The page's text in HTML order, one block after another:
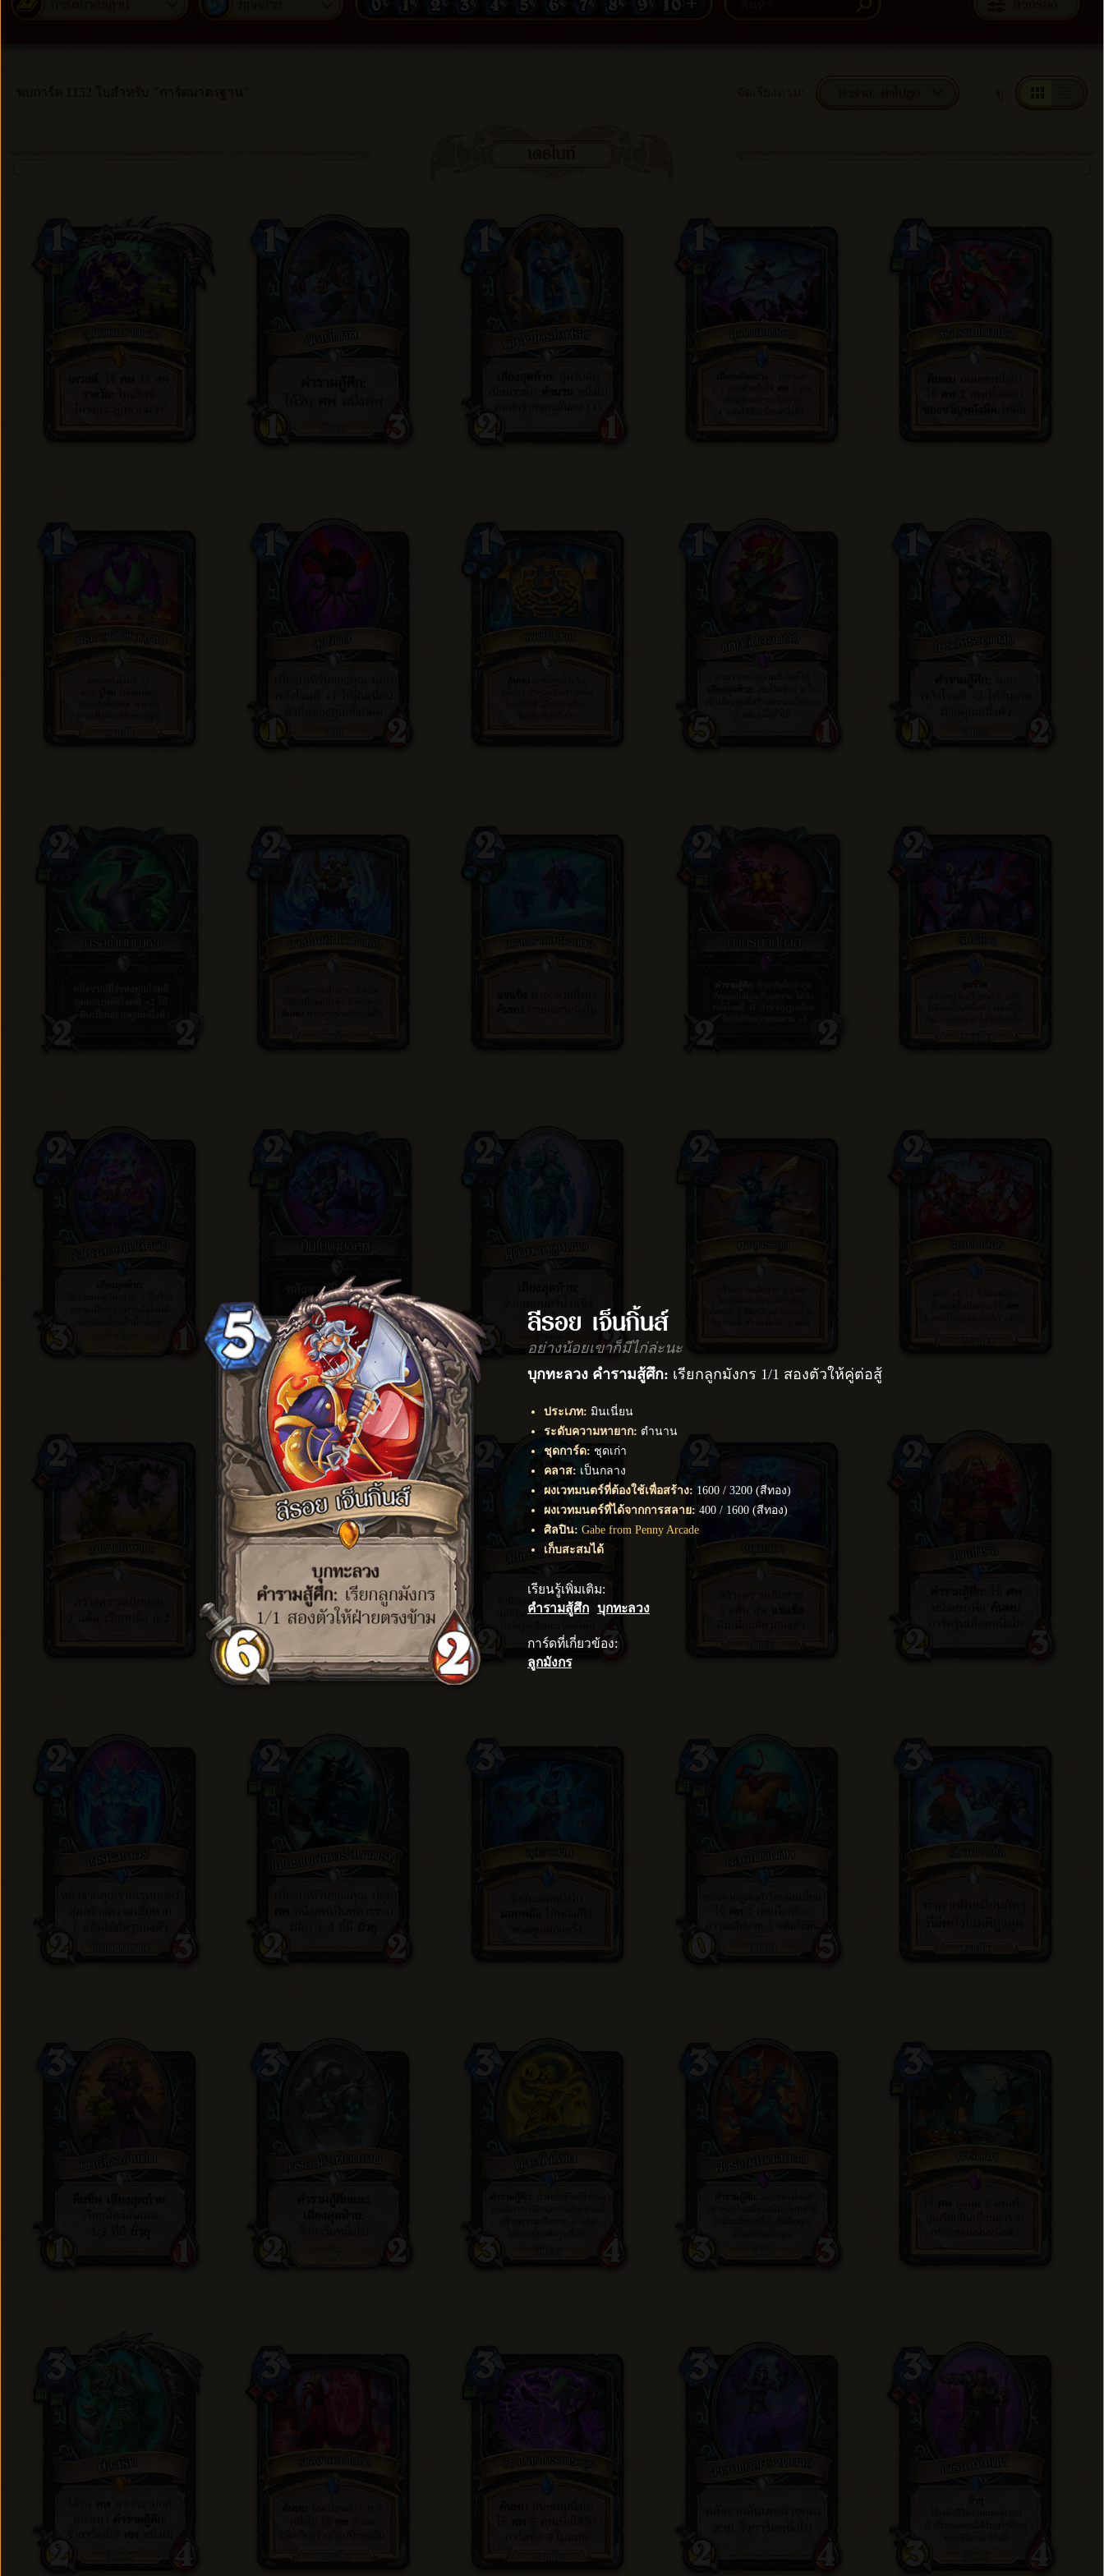
0 2 3 4 5 6 7 8 9 10 +
ลีรอย เจ็นกิ้นส์
อย่างน้อยเขาก็มีไก่ล่ะนะ
บุกทะลวง คำรามสู้ศึก: เรียกลูกมังกร 1/1 สองตัวให้คู่ต่อสู้
ประเภท: มินเนี่ยน
ระดับความหายาก: ตำนาน
ชุดการ์ด: ชุดเก่า
คลาส: เป็นกลาง
ผงเวทมนตร์ที่ต้องใช้เพื่อสร้าง: 1600 / 3200 (สีทอง)
ผงเวทมนตร์ที่ได้จากการสลาย: 400 / 1600 (สีทอง)
ศิลปิน: Gabe from Penny Arcade
เก็บสะสมได้
เรียนรู้เพิ่มเติม:
คำรามสู้ศึก บุกทะลวง
การ์ดที่เกี่ยวข้อง:
ลูกมังกร